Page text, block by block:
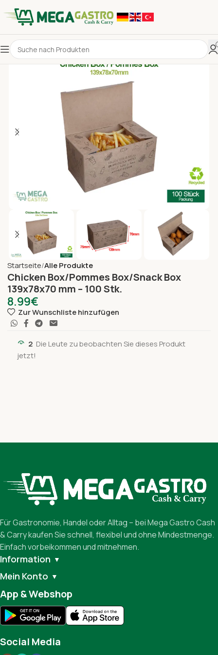
Startseite Alle Produkte
Chicken Box/Pommes Box/Snack Box
139x78x70 mm – 100 Stk.
8.99€
Zur Wunschliste hinzufügen
2 Die Leute zu beobachten Sie dieses Produkt
jetzt!
Für Gastronomie, Handel oder Alltag – bei Mega Gastro Cash
& Carry kaufen Sie schnell, flexibel und ohne Mindestmenge.
Einfach vorbeikommen und mitnehmen.
Information ▼
Mein Konto ▼
App & Webshop
Social Media